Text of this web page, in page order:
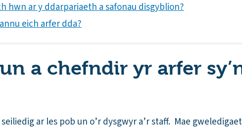
hwn ar y ddarpariaeth a safonau disgyblion?
eich arfer dda?
a chefndir yr arfer
ar les pob un o’r dysgwyr a’r staff. Mae